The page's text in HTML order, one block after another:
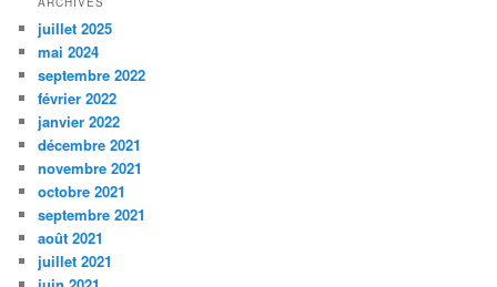
juillet 2025
mai 2024
septembre 2022
février 2022
janvier 2022
décembre 2021
novembre 2021
octobre 2021
septembre 2021
août 2021
juillet 2021